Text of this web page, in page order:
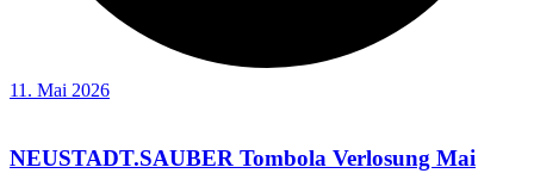
11. Mai 2026
NEUSTADT.SAUBER Tombola Verlosung Mai